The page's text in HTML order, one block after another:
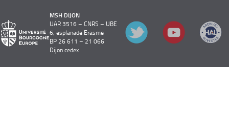
MSH DIJON
UAR 3516 – CNRS – UBE
6, esplanade Erasme
BP 26 611 – 21 066
Dijon cedex